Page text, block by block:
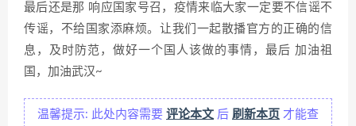
最后还是那 响应国家号召，疫情来临大家一定要不信谣不
传谣，不给国家添麻烦。让我们一起散播官方的正确的信
息，及时防范，做好一个国人该做的事情，最后 加油祖
国，加油武汉~
温馨提示: 此处内容需要 评论本文 后 刷新本页 才能查